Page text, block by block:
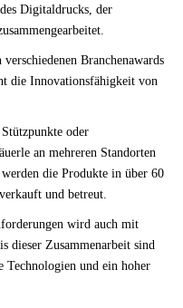
Digitaldrucks, der
Branchenawards
die Innovationsfähigkeit von
oder
an mehreren Standorten
die Produkte in über 60
und betreut.
wird auch mit
dieser Zusammenarbeit sind
und ein hoher